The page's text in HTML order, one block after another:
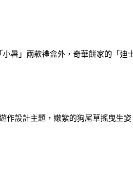
暑」兩款禮盒外，奇華餅家的「
作設計主題，嫩紫的狗尾草搖曳生